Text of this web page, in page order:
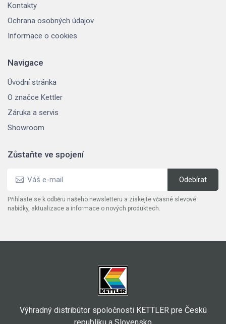
Kontakty
Ochrana osobných údajov
Informace o cookies
Navigace
Úvodní stránka
O značce Kettler
Záruka a servis
Showroom
Zůstaňte ve spojení
Přihlaste se k odběru našeho newsletteru a získejte včasné slevové
nabídky, aktualizace a informace o nových produktech.
Výhradný distribútor spoločnosti KETTLER pre Českú
republiku a Slovensko